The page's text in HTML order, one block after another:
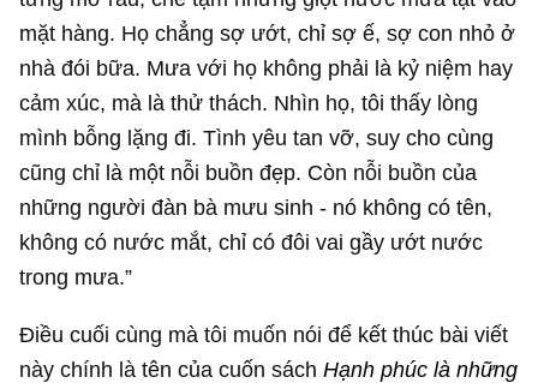
mặt hàng. Họ chẳng sợ ướt, chỉ sợ ế, sợ con nhỏ ở
nhà đói bữa. Mưa với họ không phải là kỷ niệm hay
cảm xúc, mà là thử thách. Nhìn họ, tôi thấy lòng
mình bỗng lặng đi. Tình yêu tan vỡ, suy cho cùng
cũng chỉ là một nỗi buồn đẹp. Còn nỗi buồn của
những người đàn bà mưu sinh - nó không có tên,
không có nước mắt, chỉ có đôi vai gầy ướt nước
trong mưa.”
Điều cuối cùng mà tôi muốn nói để kết thúc bài viết
này chính là tên của cuốn sáchHạnh phúc là những